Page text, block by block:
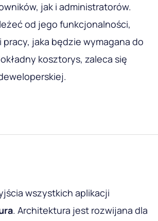
jak i administratorów.
od jego funkcjonalności,
jaka będzie wymagana do
kosztorys, zaleca się
wszystkich aplikacji
. Architektura jest rozwijana dla